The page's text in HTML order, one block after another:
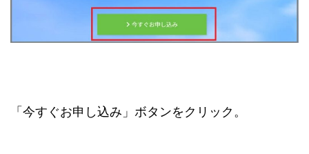
「今すぐお申し込み」ボタンをクリック。